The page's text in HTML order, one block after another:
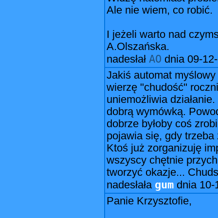
Ale nie wiem, co robić.
I jeżeli warto nad
A.Olszańska.
nadesłał AO dnia 09-
Jakiś automat myślowy
wierzę "chudość"
uniemożliwia
dobrą wymówką.
dobrze byłoby coś
pojawia się, gdy
Ktoś już zorganizuję
wszyscy chętnie
tworzyć okazje...
nadesłała gum dnia 10-
Panie Krzysztofie,